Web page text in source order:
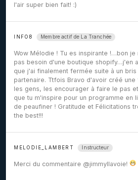
l'air super bien fait! :)
INFO8 Membre actif de La Tranchée
Wow Mélodie ! Tu es inspirante !…bon je
pas besoin d'une boutique shopify…j'en
que j'ai finalement fermée suite à un
partenaire. Ttfois Bravo d'avoir créé
les gens, les encourager à faire le pas
que tu m'inspire pour un programme en
de peaufiner ! Gratitude et Félicitations
the best!!!
MELODIE_LAMBERT Instructeur
Merci du commentaire @jimmyllavoie!